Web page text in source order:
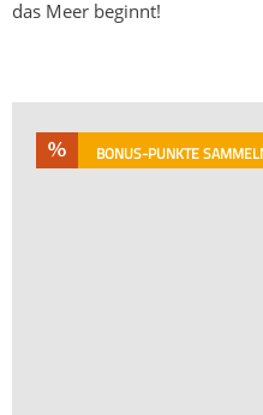
das Meer beginnt!
BONUS-PUNKTE